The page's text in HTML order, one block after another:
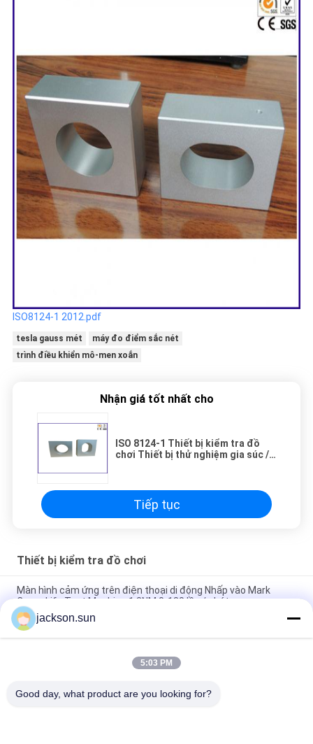
ISO8124-1 2012.pdf
tesla gauss mét
máy đo điểm sắc nét
trình điều khiển mô-men xoắn
Nhận giá tốt nhất cho
ISO 8124-1 Thiết bị kiểm tra đồ
chơi Thiết bị thử nghiệm gia súc /
Tiếp tục
Thiết bị kiểm tra đồ chơi
Màn hình cảm ứng trên điện thoại di động Nhấp vào Mark
Cross Life Test Machine 1.3NM 0-180 lần / phút
ISO 8124-4 6.3 Đồ chơi Rào và Tay vịn Máy Kiểm tra Độ mạnh
Động lực
IS 9873-4 ISO 8124-4 6.1.2 Tháo dỡ và Đồ chơi Hoạt động Đồ
jackson.sun
5:03 PM
Good day, what product are you looking for?